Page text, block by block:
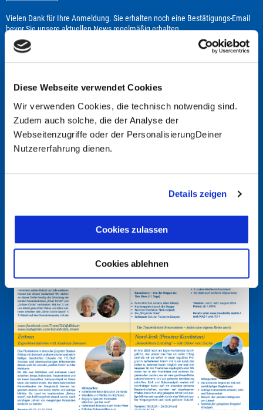
Diese Webseite verwendet Cookies
Wir verwenden Cookies, die technisch notwendig sind.
Zudem auch solche, die der Analyse der
Webseitenzugriffe oder der PersonalisierungDeiner
Nutzererfahrung dienen.
Details zeigen
Cookies zulassen
Cookies ablehnen
Vielen Dank für Ihre Anmeldung. Sie erhalten noch eine Bestätigungs-Email
bevor Sie unsere aktuellen News regelmäßig erhalten.